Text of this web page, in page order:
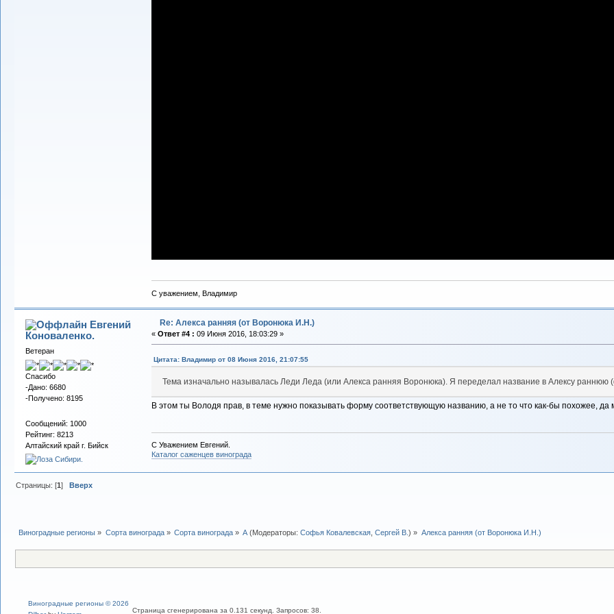
С уважением, Владимир
Евгений
Коноваленко.
Ветеран
Спасибо
-Дано: 6680
-Получено: 8195
Сообщений: 1000
Рейтинг: 8213
Алтайский край г. Бийск
Re: Алекса ранняя (от Воронюка И.Н.)
« Ответ #4 : 09 Июня 2016, 18:03:29 »
Цитата: Владимиp от 08 Июня 2016, 21:07:55
Тема изначально называлась Леди Леда (или Алекса ранняя Воронюка). Я переделал название в Алексу раннюю
В этом ты Володя прав, в теме нужно показывать форму соответствующую названию, а не то что как-бы похожее, да
С Уважением Евгений.
Каталог саженцев винограда
Страницы: [1]Вверх
Виноградные регионы » Сорта винограда» Сорта винограда» А (Модераторы:Софья Ковалевская ,Сергей В.) » Алекса ранняя (от Воронюка И.Н.)
Виноградные регионы © 2026
Страница сгенерирована за 0.131 секунд. Запросов: 38.